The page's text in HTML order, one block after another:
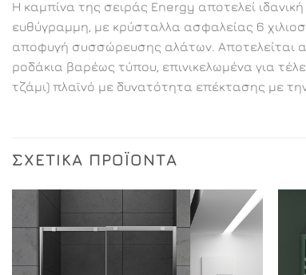
Η καμπίνα της σειράς Energy αποτελεί
ευθύγραμμη, με κρύσταλλα ασφαλείας 6
αποφυγή συσσώρευσης αλάτων. Αποτελείται
ροδάκια βαρέως τύπου, επινικελωμένα για
τζάμι) πλαϊνό με δυνατότητα επέκτασης με
ΣΧΕΤΙΚΆ ΠΡΟΪΌΝΤΑ